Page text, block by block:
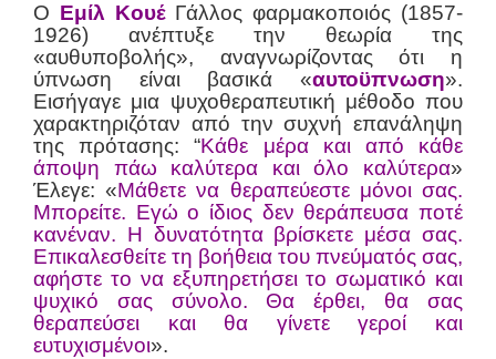
Ο Εμίλ ΚουέΓάλλος φαρμακοποιός (1857-
1926) ανέπτυξε την θεωρία της
«αυθυποβολής», αναγνωρίζοντας ότι η
ύπνωση είναι βασικά «αυτοϋπνωση».
Εισήγαγε μια ψυχοθεραπευτική μέθοδο που
χαρακτηριζόταν από την συχνή επανάληψη
της πρότασης: “Κάθε μέρα και από κάθε
άποψη πάω καλύτερα και όλο καλύτερα»
Έλεγε: «Μάθετε να θεραπεύεστε μόνοι σας.
Μπορείτε. Εγώ ο ίδιος δεν θεράπευσα ποτέ
κανέναν. Η δυνατότητα βρίσκετε μέσα σας.
Επικαλεσθείτε τη βοήθεια του πνεύματός σας,
αφήστε το να εξυπηρετήσει το σωματικό και
ψυχικό σας σύνολο. Θα έρθει, θα σας
θεραπεύσει και θα γίνετε γεροί και
ευτυχισμένοι».